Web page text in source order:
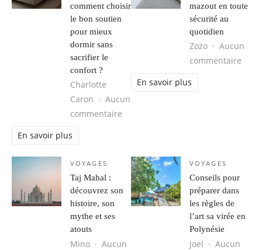
comment choisir
le bon soutien
pour mieux
dormir sans
sacrifier le
confort ?
Charlotte
Caron
Aucun
commentaire
En savoir plus
mazout en toute
sécurité au
quotidien
Zozo
Aucun
commentaire
En savoir plus
VOYAGES
Taj Mahal :
découvrez son
histoire, son
mythe et ses
atouts
Mino
Aucun
VOYAGES
Conseils pour
préparer dans
les règles de
l’art sa virée en
Polynésie
Joel
Aucun